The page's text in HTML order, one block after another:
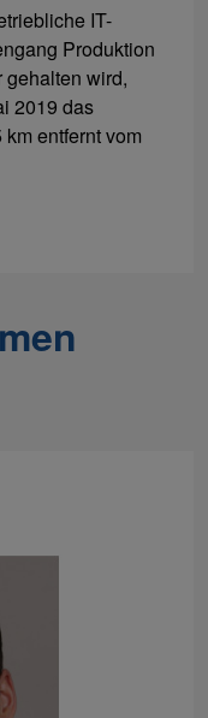
IT-
Produktion
gehalten wird,
2019 das
entfernt vom